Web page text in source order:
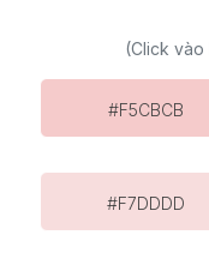
(Click vào
#F5CBCB
#F7DDDD